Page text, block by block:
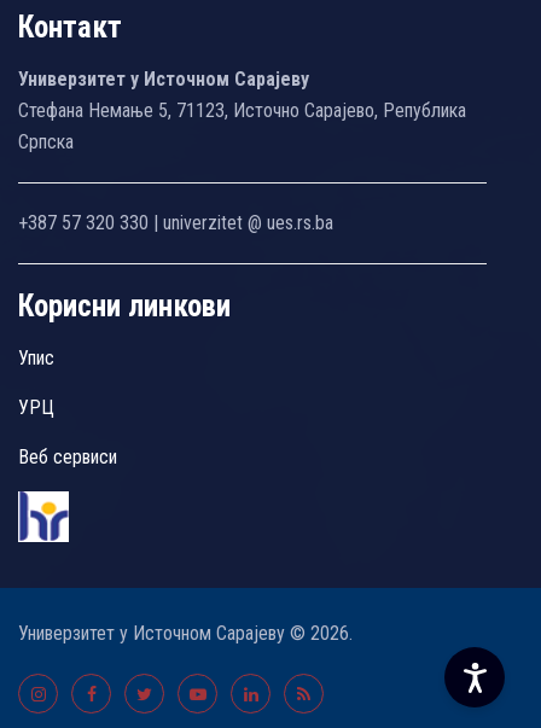
Контакт
Универзитет у Источном Сарајеву
Стефана Немање 5, 71123, Источно Сарајево, Република
Српска
+387 57 320 330 | univerzitet @ ues.rs.ba
Корисни линкови
Упис
УРЦ
Веб сервиси
Универзитет у Источном Сарајеву © 2026.